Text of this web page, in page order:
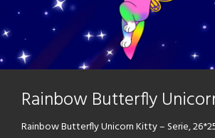
Rainbow Butterfly
Rainbow Butterfly Unicorn Kitty – Serie,